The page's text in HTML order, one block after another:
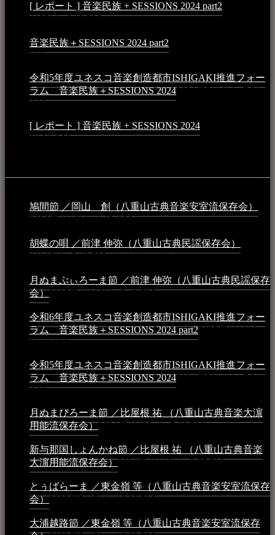
[ レポート ] 音楽民族 + SESSIONS 2024 part2
月25日 - 9:13 PM
音楽民族＋SESSIONS 2024 part2
PM
令和5年度ユネスコ音楽創造都市ISHIGAKI推進フォー
ラム 音楽民族＋SESSIONS 20242024年5月4日 - 7:21
AM
[ レポート ] 音楽民族 + SESSIONS 2024
10:16 AM
鳩間節 ／岡山 創（八重山古典音楽安室流保存会）
2026年4月6日 - 1:13 AM
胡蝶の唄 ／前津 伸弥（八重山古典民謡保存会）
4月16日 - 3:48 PM
月ぬまぷぃろーま節 ／前津 伸弥（八重山古典民謡保存
会）2025年4月16日 - 3:48 PM
令和6年度ユネスコ音楽創造都市ISHIGAKI推進フォー
ラム 音楽民族＋SESSIONS 2024 part22025年1月1日 -
10:50 PM
令和5年度ユネスコ音楽創造都市ISHIGAKI推進フォー
ラム 音楽民族＋SESSIONS 20242024年5月4日 - 7:21
AM
月ぬまぴろーま節 ／比屋根 祐 （八重山古典音楽大濵
用能流保存会）2024年4月20日 - 5:19 PM
新与那国しょんかね節 ／比屋根 祐 （八重山古典音楽
大濵用能流保存会）2024年4月16日 - 3:57 PM
とぅばらーま ／東金嶺 等（八重山古典音楽安室流保存
会）2023年5月5日 - 10:08 PM
大浦越路節 ／東金嶺 等（八重山古典音楽安室流保存